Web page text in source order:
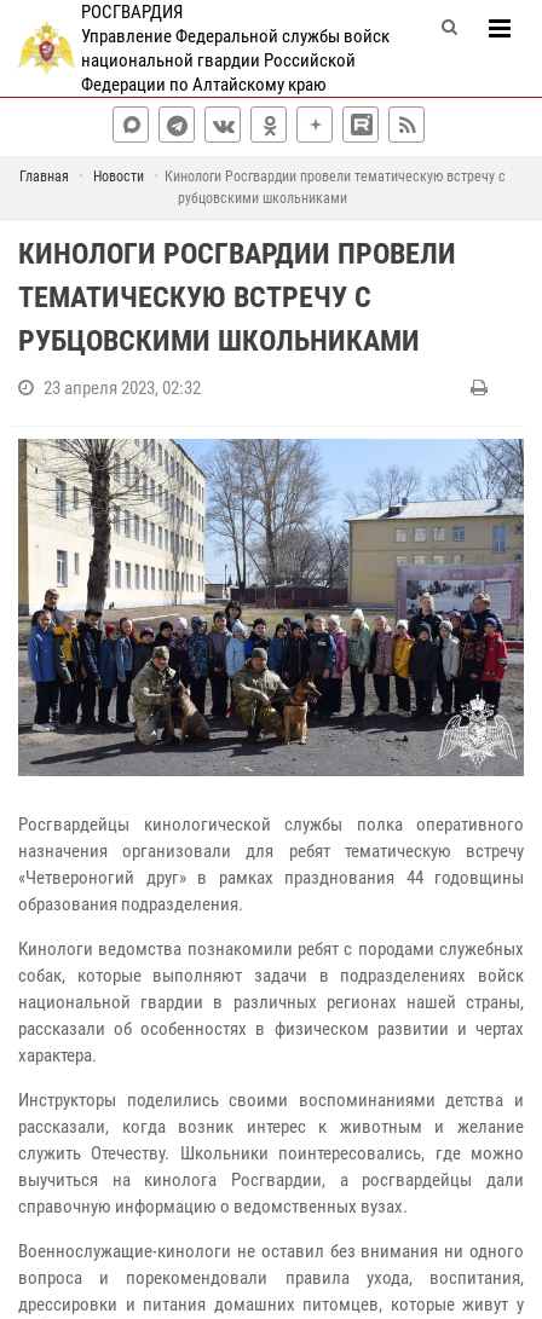
РОСГВАРДИЯ
Управление Федеральной службы войск
национальной гвардии Российской
Федерации по Алтайскому краю
Главная Новости
Кинологи Росгвардии провели тематическую встречу с
рубцовскими школьниками
КИНОЛОГИ РОСГВАРДИИ ПРОВЕЛИ
ТЕМАТИЧЕСКУЮ ВСТРЕЧУ С
РУБЦОВСКИМИ ШКОЛЬНИКАМИ
23 апреля 2023, 02:32
Росгвардейцы кинологической службы полка оперативного
назначения организовали для ребят тематическую встречу
«Четвероногий друг» в рамках празднования 44 годовщины
образования подразделения.
Кинологи ведомства познакомили ребят с породами служебных
собак, которые выполняют задачи в подразделениях войск
национальной гвардии в различных регионах нашей страны,
рассказали об особенностях в физическом развитии и чертах
характера.
Инструкторы поделились своими воспоминаниями детства и
рассказали, когда возник интерес к животным и желание
служить Отечеству. Школьники поинтересовались, где можно
выучиться на кинолога Росгвардии, а росгвардейцы дали
справочную информацию о ведомственных вузах.
Военнослужащие-кинологи не оставил без внимания ни одного
вопроса и порекомендовали правила ухода, воспитания,
дрессировки и питания домашних питомцев, которые живут у